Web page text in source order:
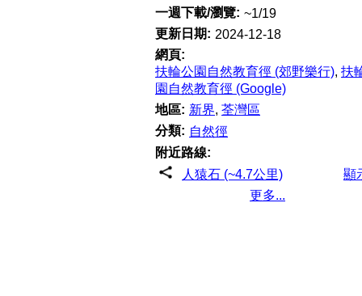
一週下載/瀏覽: ~1/19
更新日期: 2024-12-18
網頁:
扶輪公園自然教育徑 (郊野樂行), 扶
園自然教育徑 (Google)
地區: 新界, 荃灣區
分類: 自然徑
附近路線:
人猿石 (~4.7公里)
顯
更多...